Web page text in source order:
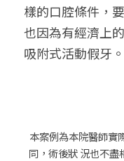
樣的口腔條件，
也因為有經濟上
吸附式活動假牙。
本案例為本院醫師實
同，術後狀 況也不